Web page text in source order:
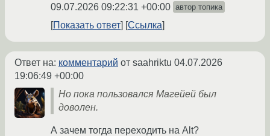
09.07.2026 09:22:31 +00:00 автор топика
Показать ответ Ссылка
Ответ на: комментарий от saahriktu 04.07.2026
19:06:49 +00:00
Но пока пользовался Магейей был
доволен.
А зачем тогда переходить на Alt?